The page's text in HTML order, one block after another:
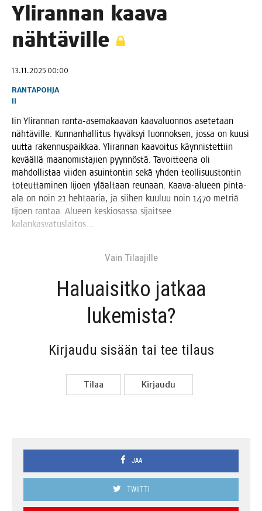
Yli­ran­nan kaa­va
nähtäville
13.11.2025 00:00
RANTAPOHJA
II
Iin Yli­ran­nan ran­ta-ase­ma­kaa­van kaa­va­luon­nos ase­te­taan
näh­tä­vil­le. Kun­nan­hal­li­tus hyväk­syi luon­nok­sen, jos­sa on kuusi
uut­ta raken­nus­paik­kaa. Yli­ran­nan kaa­voi­tus käyn­nis­tet­tiin
kevääl­lä maa­no­mis­ta­jien pyyn­nös­tä. Tavoit­tee­na oli
mah­dol­lis­taa vii­den asuin­ton­tin sekä yhden teol­li­suus­ton­tin
toteut­ta­mi­nen Iijoen ylä­al­taan reu­naan. Kaa­va-alu­een pin­ta-
ala on noin 21 heh­taa­ria, ja sii­hen kuu­luu noin 1470 met­riä
Iijoen ran­taa. Alu­een kes­kio­sas­sa sijait­see
kalankasvatuslaitos.…
Vain Tilaa­jil­le
Haluai­sit­ko jat­kaa
lukemista?
Kir­jau­du sisään tai tee tilaus
Tilaa Kir­jau­du
JAA
TWIITTI